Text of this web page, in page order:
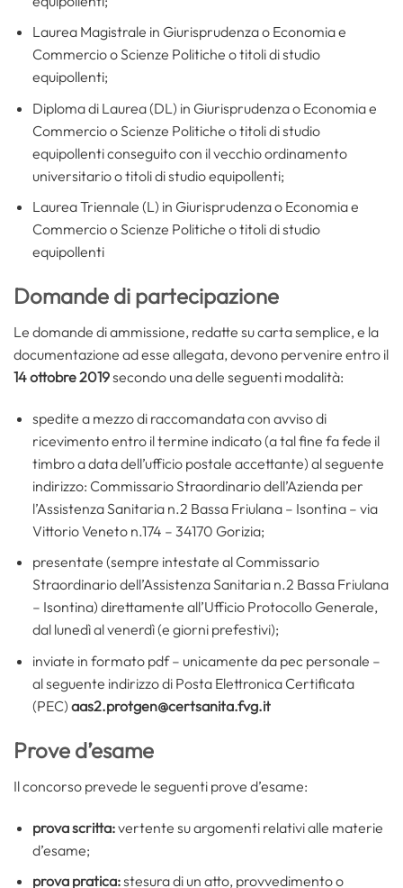
Laurea Magistrale in Giurisprudenza o Economia e
Commercio o Scienze Politiche o titoli di studio
equipollenti;
Diploma di Laurea (DL) in Giurisprudenza o Economia e
Commercio o Scienze Politiche o titoli di studio
equipollenti conseguito con il vecchio ordinamento
universitario o titoli di studio equipollenti;
Laurea Triennale (L) in Giurisprudenza o Economia e
Commercio o Scienze Politiche o titoli di studio
equipollenti
Domande di partecipazione
Le domande di ammissione, redatte su carta semplice, e la
documentazione ad esse allegata, devono pervenire entro il
14 ottobre 2019secondo una delle seguenti modalità:
spedite a mezzo di raccomandata con avviso di
ricevimento entro il termine indicato (a tal fine fa fede il
timbro a data dell’ufficio postale accettante) al seguente
indirizzo: Commissario Straordinario dell’Azienda per
l’Assistenza Sanitaria n.2 Bassa Friulana – Isontina – via
Vittorio Veneto n.174 – 34170 Gorizia;
presentate (sempre intestate al Commissario
Straordinario dell’Assistenza Sanitaria n.2 Bassa Friulana
– Isontina) direttamente all’Ufficio Protocollo Generale,
dal lunedì al venerdì (e giorni prefestivi);
inviate in formato pdf – unicamente da pec personale –
al seguente indirizzo di Posta Elettronica Certificata
(PEC) aas2.protgen@certsanita.fvg.it
Prove d’esame
Il concorso prevede le seguenti prove d’esame:
prova scritta:vertente su argomenti relativi alle materie
d’esame;
prova pratica:stesura di un atto, provvedimento o